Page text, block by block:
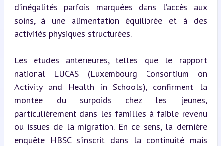
d’inégalités parfois marquées dans l’accès aux
soins, à une alimentation équilibrée et à des
activités physiques structurées.
Les études antérieures, telles que le rapport
national LUCAS (Luxembourg Consortium on
Activity and Health in Schools), confirment la
montée du surpoids chez les jeunes,
particulièrement dans les familles à faible revenu
ou issues de la migration. En ce sens, la dernière
enquête HBSC s’inscrit dans la continuité mais